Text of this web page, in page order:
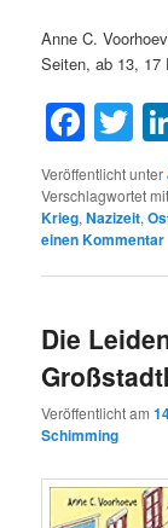
Anne C.
Seiten, ab 13, 17
Veröffentlicht unter
Verschlagwortet mit
Krieg,Nazizeit,
einen Kommentar
Die
Veröffentlicht am
Schimming